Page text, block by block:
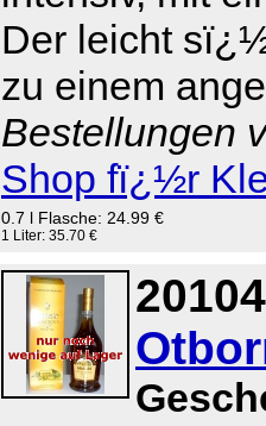
Der leicht
zu einem
Bestellungen
Shop fï¿½r
0.7 l Flasche: 24.99 €
1 Liter: 35.70 €